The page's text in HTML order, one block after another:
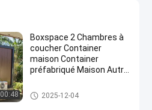
00:48
Boxspace 2 Chambres à
coucher Container
maison Container
préfabriqué Maison Autre
Immobilier Container
maison de deux étages
Maison détachable de contene
ur
2025-12-04